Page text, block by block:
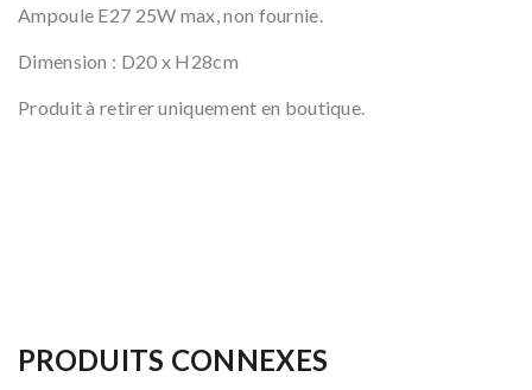
Ampoule E27 25W max, non fournie.
Dimension : D20 x H28cm
Produit à retirer uniquement en boutique.
PRODUITS CONNEXES